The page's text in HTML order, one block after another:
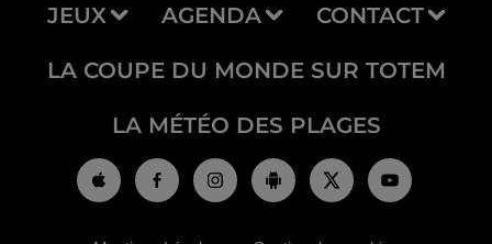
JEUX AGENDA CONTACT
LA COUPE DU MONDE SUR TOTEM
LA MÉTÉO DES PLAGES